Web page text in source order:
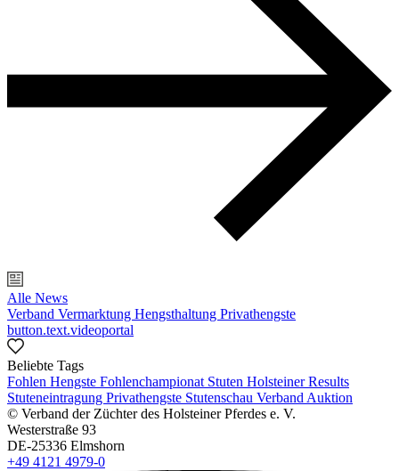
Alle News
Verband Vermarktung Hengsthaltung Privathengste
button.text.videoportal
Beliebte Tags
Fohlen Hengste Fohlenchampionat Stuten Holsteiner Results
Stuteneintragung Privathengste Stutenschau Verband Auktion
© Verband der Züchter des Holsteiner Pferdes e. V.
Westerstraße 93
DE-25336 Elmshorn
+49 4121 4979-0